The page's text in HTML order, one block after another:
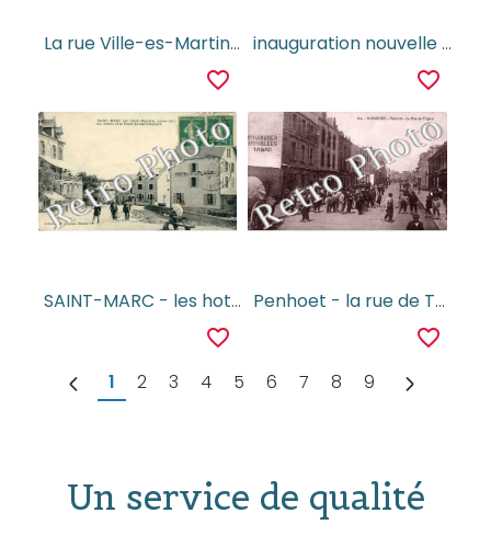
La rue Ville-es-Martin a la hauteur de l'hotel continental
favorite_border
inauguration nouvelle entree du port
favorite_border
SAINT-MARC - les hotels et la route de St Nazaire
favorite_border
Penhoet - la rue de Trignac
favorite_border
1 2 3 4 5 6 7 8 9
Un service de qualité